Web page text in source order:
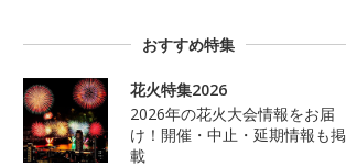
おすすめ特集
花火特集2026
2026年の花火大会情報をお届
け！開催・中止・延期情報も掲
載